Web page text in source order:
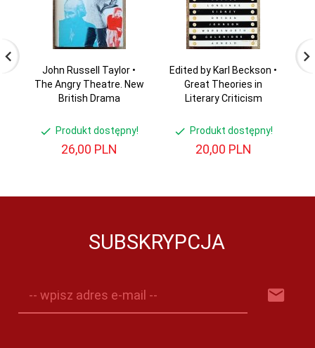
John Russell Taylor •
The Angry Theatre. New
British Drama
Produkt dostępny!
26,00 PLN
Edited by Karl Beckson •
Great Theories in
Literary Criticism
Produkt dostępny!
20,00 PLN
SUBSKRYPCJA
-- wpisz adres e-mail --